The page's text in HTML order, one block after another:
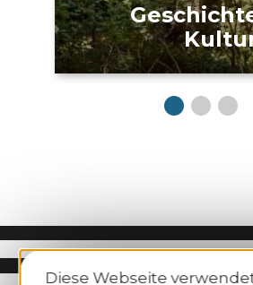
Diese Webseite